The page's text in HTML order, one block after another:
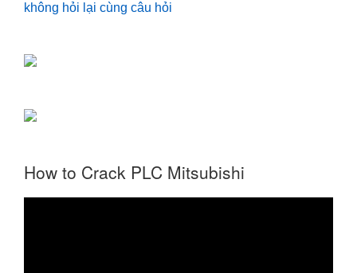
không hỏi lại cùng câu hỏi
How to Crack PLC Mitsubishi